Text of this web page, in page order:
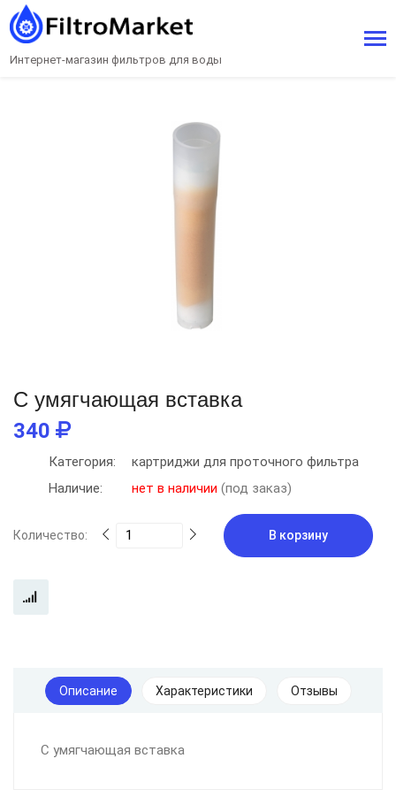
Интернет-магазин фильтров для воды
С умягчающая вставка
340
Категория:
картриджи для проточного фильтра
Наличие:
нет в наличии (под заказ)
Количество: В корзину
Описание Характеристики Отзывы
С умягчающая вставка